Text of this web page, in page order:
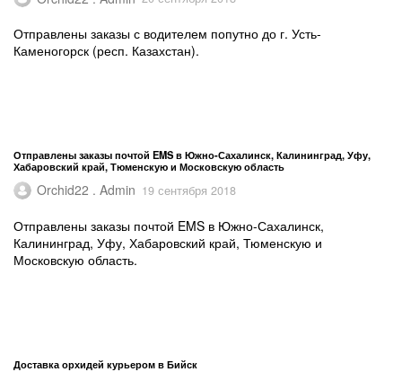
Отправлены заказы с водителем попутно до г. Усть-
Каменогорск (респ. Казахстан).
Отправлены заказы почтой EMS в Южно-Сахалинск, Калининград, Уфу,
Хабаровский край, Тюменскую и Московскую область
Orchid22 . Admin 19 сентября 2018
Отправлены заказы почтой EMS в Южно-Сахалинск,
Калининград, Уфу, Хабаровский край, Тюменскую и
Московскую область.
Доставка орхидей курьером в Бийск